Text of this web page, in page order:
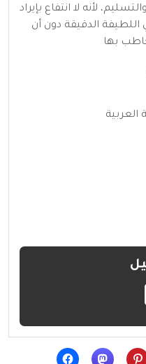
لأنه لا انتفاع بإيراد
اللطيفة الدقيقة دون أن
بها
العربية